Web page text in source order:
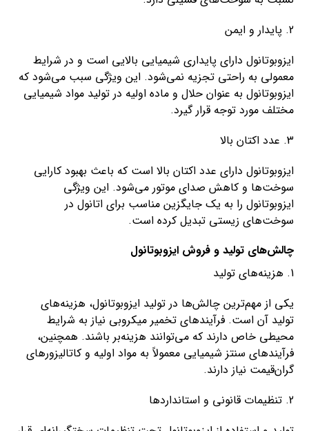
2. پایدار و ایمن
ایزوبوتانول دارای پایداری شیمیایی بالایی است و در شرایط
معمولی به راحتی تجزیه نمی‌شود. این ویژگی سبب می‌شود که
ایزوبوتانول به عنوان حلال و ماده اولیه در تولید مواد شیمیایی
مختلف مورد توجه قرار گیرد.
3. عدد اکتان بالا
ایزوبوتانول دارای عدد اکتان بالا است که باعث بهبود کارایی
سوخت‌ها و کاهش صدای موتور می‌شود. این ویژگی
ایزوبوتانول را به یک جایگزین مناسب برای اتانول در
سوخت‌های زیستی تبدیل کرده است.
چالش‌های تولید و فروش ایزوبوتانول
1. هزینه‌های تولید
یکی از مهم‌ترین چالش‌ها در تولید ایزوبوتانول، هزینه‌های
تولید آن است. فرآیندهای تخمیر میکروبی نیاز به شرایط
محیطی خاص دارند که می‌توانند هزینه‌بر باشند. همچنین،
فرآیندهای سنتز شیمیایی معمولاً به مواد اولیه و کاتالیزورهای
گران‌قیمت نیاز دارند.
2. تنظیمات قانونی و استانداردها